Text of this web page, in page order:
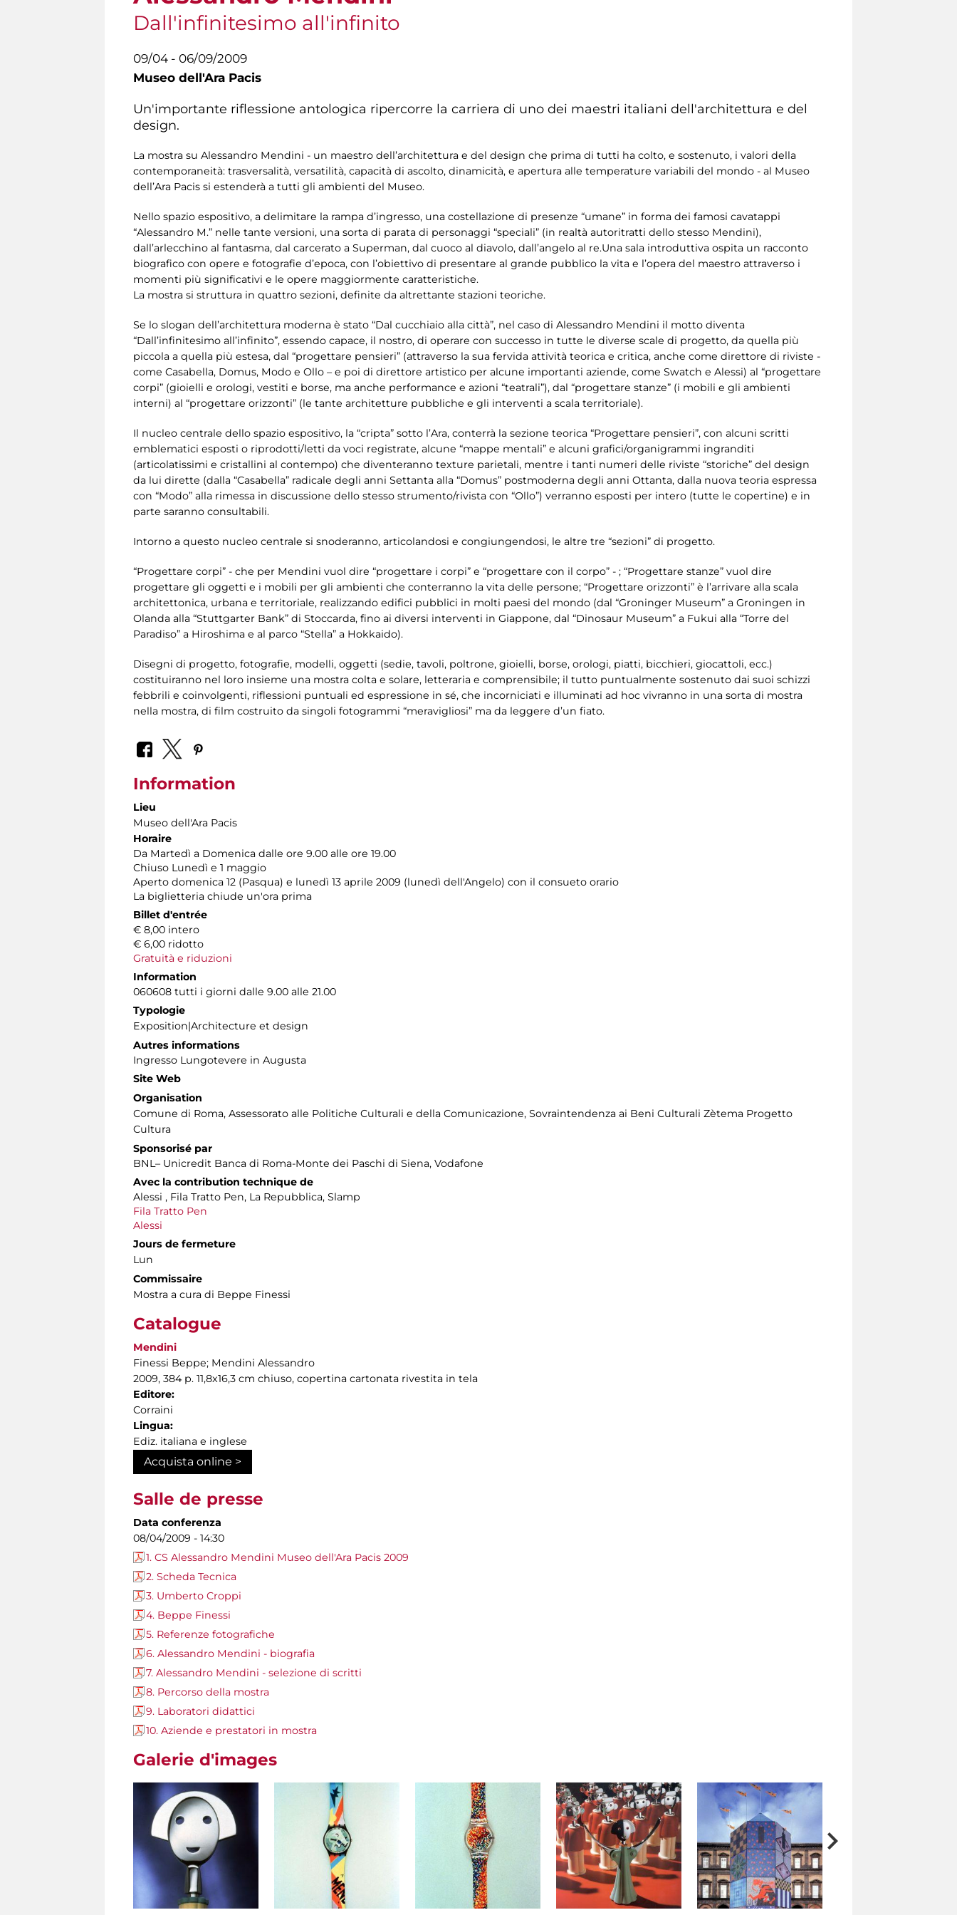
Dall'infinitesimo all'infinito
09/04 - 06/09/2009
Museo dell'Ara Pacis
Un'importante riflessione antologica ripercorre la carriera di uno dei maestri italiani dell'architettura e del
design.
La mostra su Alessandro Mendini - un maestro dell’architettura e del design che prima di tutti ha colto, e sostenuto, i valori della
contemporaneità: trasversalità, versatilità, capacità di ascolto, dinamicità, e apertura alle temperature variabili del mondo - al Museo
dell’Ara Pacis si estenderà a tutti gli ambienti del Museo.
Nello spazio espositivo, a delimitare la rampa d’ingresso, una costellazione di presenze “umane” in forma dei famosi cavatappi
“Alessandro M.” nelle tante versioni, una sorta di parata di personaggi “speciali” (in realtà autoritratti dello stesso Mendini),
dall’arlecchino al fantasma, dal carcerato a Superman, dal cuoco al diavolo, dall’angelo al re.Una sala introduttiva ospita un racconto
biografico con opere e fotografie d’epoca, con l’obiettivo di presentare al grande pubblico la vita e l’opera del maestro attraverso i
momenti più significativi e le opere maggiormente caratteristiche.
La mostra si struttura in quattro sezioni, definite da altrettante stazioni teoriche.
Se lo slogan dell’architettura moderna è stato “Dal cucchiaio alla città”, nel caso di Alessandro Mendini il motto diventa
“Dall’infinitesimo all’infinito”, essendo capace, il nostro, di operare con successo in tutte le diverse scale di progetto, da quella più
piccola a quella più estesa, dal “progettare pensieri” (attraverso la sua fervida attività teorica e critica, anche come direttore di riviste -
come Casabella, Domus, Modo e Ollo – e poi di direttore artistico per alcune importanti aziende, come Swatch e Alessi) al “progettare
corpi” (gioielli e orologi, vestiti e borse, ma anche performance e azioni “teatrali”), dal “progettare stanze” (i mobili e gli ambienti
interni) al “progettare orizzonti” (le tante architetture pubbliche e gli interventi a scala territoriale).
Il nucleo centrale dello spazio espositivo, la “cripta” sotto l’Ara, conterrà la sezione teorica “Progettare pensieri”, con alcuni scritti
emblematici esposti o riprodotti/letti da voci registrate, alcune “mappe mentali” e alcuni grafici/organigrammi ingranditi
(articolatissimi e cristallini al contempo) che diventeranno texture parietali, mentre i tanti numeri delle riviste “storiche” del design
da lui dirette (dalla “Casabella” radicale degli anni Settanta alla “Domus” postmoderna degli anni Ottanta, dalla nuova teoria espressa
con “Modo” alla rimessa in discussione dello stesso strumento/rivista con “Ollo”) verranno esposti per intero (tutte le copertine) e in
parte saranno consultabili.
Intorno a questo nucleo centrale si snoderanno, articolandosi e congiungendosi, le altre tre “sezioni” di progetto.
“Progettare corpi” - che per Mendini vuol dire “progettare i corpi” e “progettare con il corpo” - ; “Progettare stanze” vuol dire
progettare gli oggetti e i mobili per gli ambienti che conterranno la vita delle persone; “Progettare orizzonti” è l’arrivare alla scala
architettonica, urbana e territoriale, realizzando edifici pubblici in molti paesi del mondo (dal “Groninger Museum” a Groningen in
Olanda alla “Stuttgarter Bank” di Stoccarda, fino ai diversi interventi in Giappone, dal “Dinosaur Museum” a Fukui alla “Torre del
Paradiso” a Hiroshima e al parco “Stella” a Hokkaido).
Disegni di progetto, fotografie, modelli, oggetti (sedie, tavoli, poltrone, gioielli, borse, orologi, piatti, bicchieri, giocattoli, ecc.)
costituiranno nel loro insieme una mostra colta e solare, letteraria e comprensibile; il tutto puntualmente sostenuto dai suoi schizzi
febbrili e coinvolgenti, riflessioni puntuali ed espressione in sé, che incorniciati e illuminati ad hoc vivranno in una sorta di mostra
nella mostra, di film costruito da singoli fotogrammi “meravigliosi” ma da leggere d’un fiato.
Information
Lieu
Museo dell'Ara Pacis
Horaire
Da Martedì a Domenica dalle ore 9.00 alle ore 19.00
Chiuso Lunedì e 1 maggio
Aperto domenica 12 (Pasqua) e lunedì 13 aprile 2009 (lunedì dell'Angelo) con il consueto orario
La biglietteria chiude un'ora prima
Billet d'entrée
€ 8,00 intero
€ 6,00 ridotto
Gratuità e riduzioni
Information
060608 tutti i giorni dalle 9.00 alle 21.00
Typologie
Exposition|Architecture et design
Autres informations
Ingresso Lungotevere in Augusta
Site Web
Organisation
Comune di Roma, Assessorato alle Politiche Culturali e della Comunicazione, Sovraintendenza ai Beni Culturali Zètema Progetto
Cultura
Sponsorisé par
BNL– Unicredit Banca di Roma-Monte dei Paschi di Siena, Vodafone
Avec la contribution technique de
Alessi , Fila Tratto Pen, La Repubblica, Slamp
Fila Tratto Pen
Alessi
Jours de fermeture
Lun
Commissaire
Mostra a cura di Beppe Finessi
Catalogue
Mendini
Finessi Beppe; Mendini Alessandro
2009, 384 p. 11,8x16,3 cm chiuso, copertina cartonata rivestita in tela
Editore:
Corraini
Lingua:
Ediz. italiana e inglese
Acquista online >
Salle de presse
Data conferenza
08/04/2009 - 14:30
1. CS Alessandro Mendini Museo dell'Ara Pacis 2009
2. Scheda Tecnica
3. Umberto Croppi
4. Beppe Finessi
5. Referenze fotografiche
6. Alessandro Mendini - biografia
7. Alessandro Mendini - selezione di scritti
8. Percorso della mostra
9. Laboratori didattici
10. Aziende e prestatori in mostra
Galerie d'images